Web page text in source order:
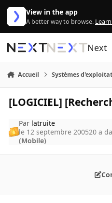
Aller au contenu
View in the app
A better way to browse.
Next
Accueil Systèmes
[LOGICIEL]
Par latruite
le 12 septembre 200520 a
(Mobile)